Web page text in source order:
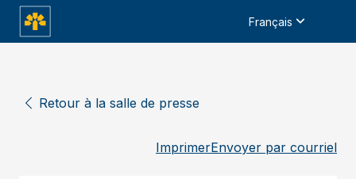
Français
Retour à la salle de presse
ImprimerEnvoyer par courriel